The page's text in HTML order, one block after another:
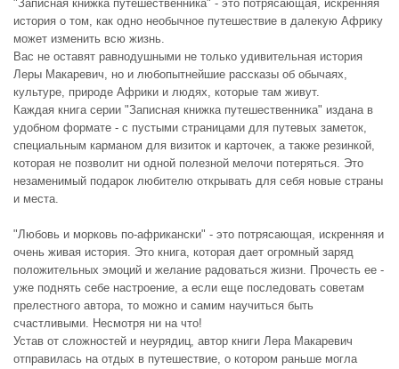
"Записная книжка путешественника" - это потрясающая, искренняя
история о том, как одно необычное путешествие в далекую Африку
может изменить всю жизнь.
Вас не оставят равнодушными не только удивительная история
Леры Макаревич, но и любопытнейшие рассказы об обычаях,
культуре, природе Африки и людях, которые там живут.
Каждая книга серии "Записная книжка путешественника" издана в
удобном формате - с пустыми страницами для путевых заметок,
специальным карманом для визиток и карточек, а также резинкой,
которая не позволит ни одной полезной мелочи потеряться. Это
незаменимый подарок любителю открывать для себя новые страны
и места.
"Любовь и морковь по-африкански" - это потрясающая, искренняя и
очень живая история. Это книга, которая дает огромный заряд
положительных эмоций и желание радоваться жизни. Прочесть ее -
уже поднять себе настроение, а если еще последовать советам
прелестного автора, то можно и самим научиться быть
счастливыми. Несмотря ни на что!
Устав от сложностей и неурядиц, автор книги Лера Макаревич
отправилась на отдых в путешествие, о котором раньше могла